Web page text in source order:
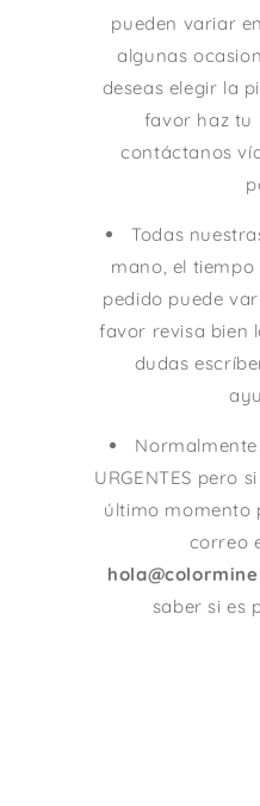
pueden variar en
algunas
deseas elegir la
favor haz tu
contáctanos
Todas
mano, el
pedido puede
favor revisa bien
dudas
URGENTES pero
último momento
correo
saber si es